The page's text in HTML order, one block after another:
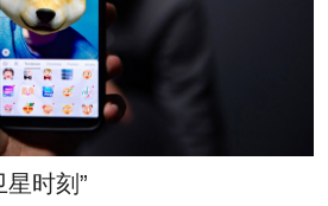
行
游
B. No, I'm not a
venture capitalist, tech
blogger, or Stanford
graduate.
时刻”